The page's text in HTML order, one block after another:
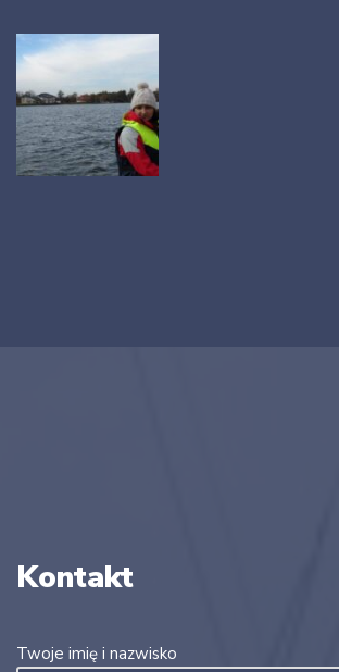
Kontakt
Twoje imię i nazwisko